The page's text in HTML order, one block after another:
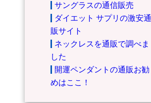
サングラスの通信販売
ダイエット サプリの激安通
販サイト
ネックレスを通販で調べま
した
開運ペンダントの通販お勧
めはここ！